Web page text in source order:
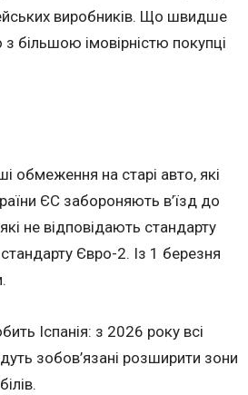
виробників. Що швидше
з більшою імовірністю покупці
обмеження на старі авто, які
ЄС забороняють в’їзд до
не відповідають стандарту
Євро-2. Із 1 березня
Іспанія: з 2026 року всі
зобов’язані розширити зони